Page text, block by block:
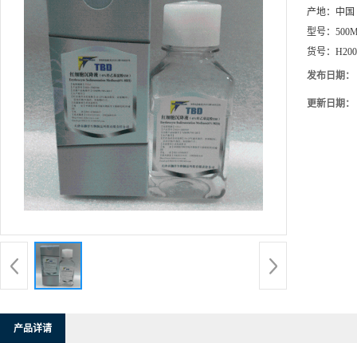
产地： 中国
型号：
货号：
发布日期：
更新日期：
产品详请